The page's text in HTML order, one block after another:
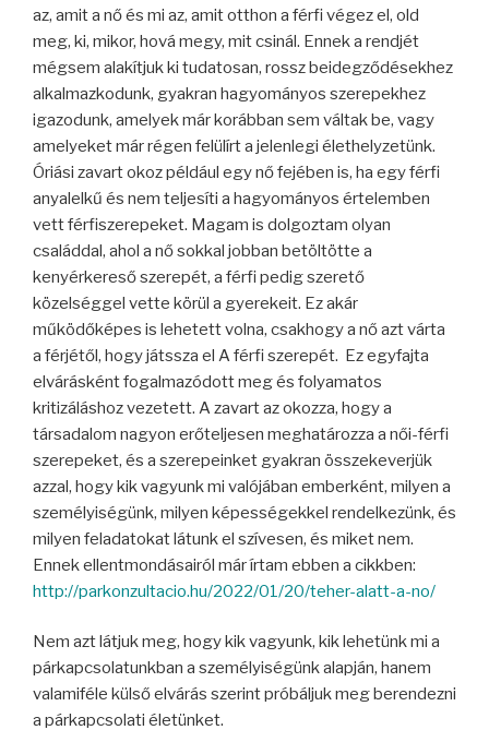
az, amit a nő és mi az, amit otthon a férfi végez el, old
meg, ki, mikor, hová megy, mit csinál. Ennek a rendjét
mégsem alakítjuk ki tudatosan, rossz beidegződésekhez
alkalmazkodunk, gyakran hagyományos szerepekhez
igazodunk, amelyek már korábban sem váltak be, vagy
amelyeket már régen felülírt a jelenlegi élethelyzetünk.
Óriási zavart okoz például egy nő fejében is, ha egy férfi
anyalelkű és nem teljesíti a hagyományos értelemben
vett férfiszerepeket. Magam is dolgoztam olyan
családdal, ahol a nő sokkal jobban betöltötte a
kenyérkereső szerepét, a férfi pedig szerető
közelséggel vette körül a gyerekeit. Ez akár
működőképes is lehetett volna, csakhogy a nő azt várta
a férjétől, hogy játssza el A férfi szerepét. Ez egyfajta
elvárásként fogalmazódott meg és folyamatos
kritizáláshoz vezetett. A zavart az okozza, hogy a
társadalom nagyon erőteljesen meghatározza a női-férfi
szerepeket, és a szerepeinket gyakran összekeverjük
azzal, hogy kik vagyunk mi valójában emberként, milyen a
személyiségünk, milyen képességekkel rendelkezünk, és
milyen feladatokat látunk el szívesen, és miket nem.
Ennek ellentmondásairól már írtam ebben a cikkben:
http://parkonzultacio.hu/2022/01/20/teher-alatt-a-no/
Nem azt látjuk meg, hogy kik vagyunk, kik lehetünk mi a
párkapcsolatunkban a személyiségünk alapján, hanem
valamiféle külső elvárás szerint próbáljuk meg berendezni
a párkapcsolati életünket.